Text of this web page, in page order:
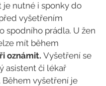
je nutné i sponky do
vyšetřením
spodního prádla. U žen
mít během
oznámit. Vyšetření se
asistent či lékař
vyšetření je